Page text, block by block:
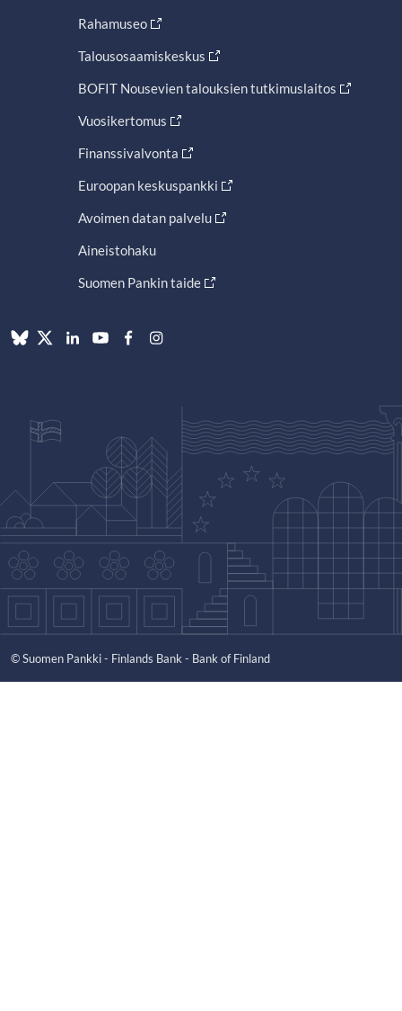
Rahamuseo
Talousosaamiskeskus
BOFIT Nousevien talouksien tutkimuslaitos
Vuosikertomus
Finanssivalvonta
Euroopan keskuspankki
Avoimen datan palvelu
Aineistohaku
Suomen Pankin taide
© Suomen Pankki - Finlands Bank - Bank of Finland